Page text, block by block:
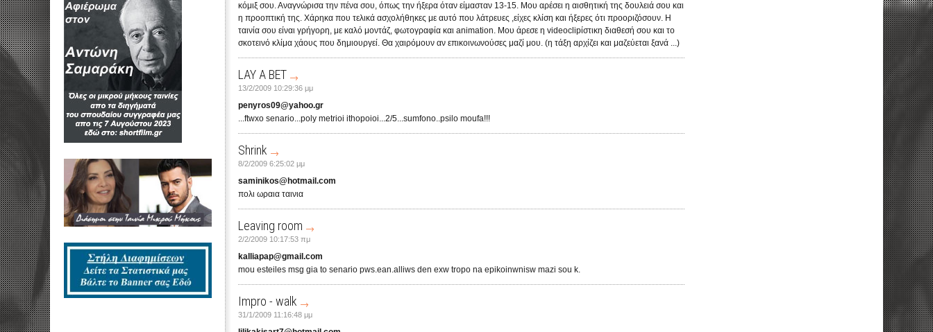
κόμιξ σου. Αναγνώρισα την πένα σου, όπως την ήξερα όταν είμασταν 13-15. Μου αρέσει η αισθητική της δουλειά σου και
η προοπτική της. Χάρηκα που τελικά ασχολήθηκες με αυτό που λάτρευες ,είχες κλίση και ήξερες ότι προοριζόσουν. H
ταινία σου είναι γρήγορη, με καλό μοντάζ, φωτογραφία και animation. Moυ άρεσε η videoclipίστικη διαθεσή σου και το
σκοτεινό κλίμα χάους που δημιουργεί. Θα χαιρόμουν αν επικοινωνούσες μαζί μου. (η τάξη αρχίζει και μαζεύεται ξανά ...)
LAY A BET
13/2/2009 10:29:36 μμ
penyros09@yahoo.gr
...ftwxo senario...poly metrioi ithopoioi...2/5...sumfono..psilo moufa!!!
Shrink
8/2/2009 6:25:02 μμ
saminikos@hotmail.com
πολι ωραια ταινια
Leaving room
2/2/2009 10:17:53 πμ
kalliapap@gmail.com
mou esteiles msg gia to senario pws.ean.alliws den exw tropo na epikoinwnisw mazi sou k.
Impro - walk
31/1/2009 11:16:48 μμ